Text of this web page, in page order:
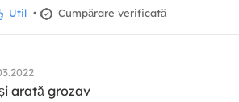
Util • Cumpărare verificată
arată grozav